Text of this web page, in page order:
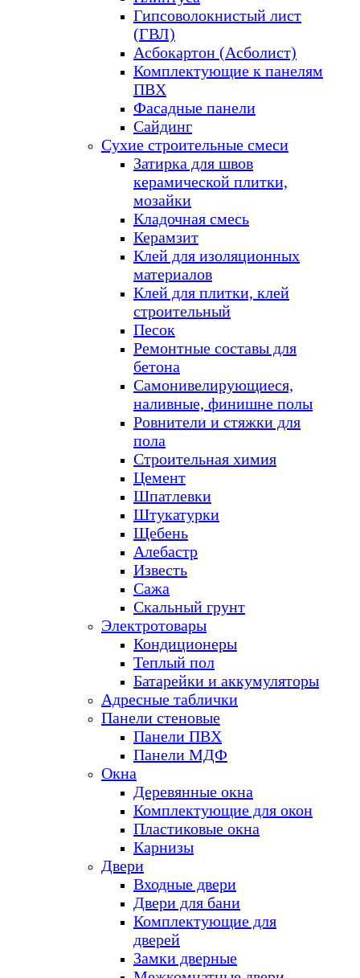
Гипсоволокнистый лист
(ГВЛ)
Асбокартон (Асболист)
Комплектующие к панелям
ПВХ
Фасадные панели
Сайдинг
Сухие строительные смеси
Затирка для швов
керамической плитки,
мозайки
Кладочная смесь
Керамзит
Клей для изоляционных
материалов
Клей для плитки, клей
строительный
Песок
Ремонтные составы для
бетона
Самонивелирующиеся,
наливные, финишне полы
Ровнители и стяжки для
пола
Строительная химия
Цемент
Шпатлевки
Штукатурки
Щебень
Алебастр
Известь
Сажа
Скальный грунт
Электротовары
Кондиционеры
Теплый пол
Батарейки и аккумуляторы
Адресные таблички
Панели стеновые
Панели ПВХ
Панели МДФ
Окна
Деревянные окна
Комплектующие для окон
Пластиковые окна
Карнизы
Двери
Входные двери
Двери для бани
Комплектующие для
дверей
Замки дверные